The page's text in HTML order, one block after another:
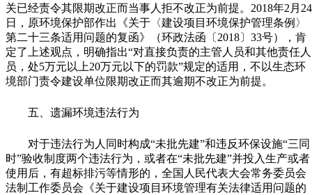
关已经责令其限期改正而当事人拒不改正为前提。2018年2月24
日，原环境保护部作出《关于〈建设项目环境保护管理条例〉
第二十三条适用问题的复函》（环政法函〔2018〕33号），肯
定了上述观点，明确指出“对直接负责的主管人员和其他责任人
员，处5万元以上20万元以下的罚款”规定的适用，不以生态环
境部门责令建设单位限期改正而其逾期不改正为前提。
五、遗漏环境违法行为
对于违法行为人同时构成“未批先建”和违反环保设施“三同
时”验收制度两个违法行为，或者在“未批先建”并投入生产或者
使用后，有超标排污等情形的，全国人民代表大会常务委员会
法制工作委员会《关于建设项目环境管理有关法律适用问题的